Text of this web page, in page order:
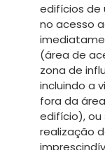
edifícios de
no acesso
(área de
zona de
incluindo a
fora da
edifício), ou
realização